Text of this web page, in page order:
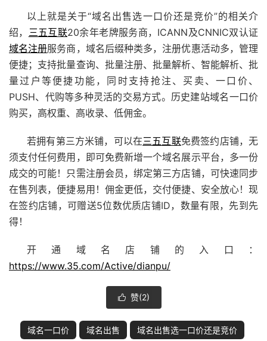
以上就是关于“域名出售选一口价还是竞价”的相关介
绍，
三五互联20余年老牌服务商，ICANN及CNNIC双认证
域名注册服务商，域名后缀种类多，注册优惠活动多，管理
便捷；支持批量查询、批量注册、批量解析、智能解析、批
量过户等便捷功能，同时支持抢注、买卖、一口价、
PUSH、代购等多种灵活的交易方式。历史建站域名一口价
购买，高权重、高收录、低佣金。
若拥有第三方米铺，可以在三五互联免费签约店铺，无
须支付任何费用，即可免费新增一个域名展示平台，多一份
成交的可能！只需注册会员，绑定第三方店铺，可快速同步
在售列表，便捷易用！佣金更低，交付便捷、安全放心！现
在签约店铺，可赠送5位数优质店铺ID，数量有限，先到先
得！
开通域名店铺的入口：
https://www.35.com/Active/dianpu/
 赞(2)
域名一口价 域名出售 域名出售选一口价还是竞价